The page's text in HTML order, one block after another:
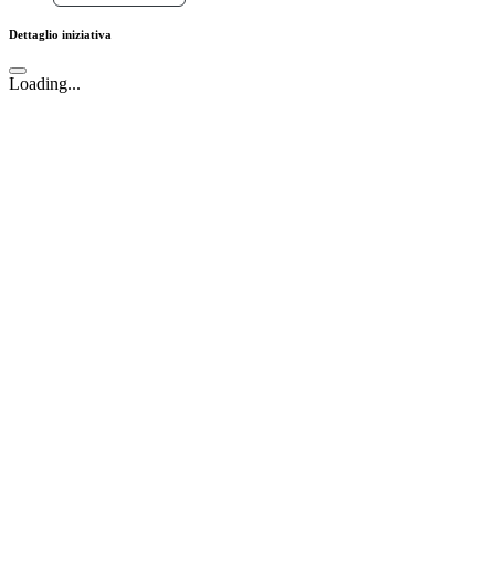
Dettaglio iniziativa
Loading...